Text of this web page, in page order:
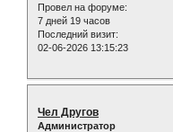
Провел на форуме:
7 дней 19 часов
Последний визит:
02-06-2026 13:15:23
Чел Другов
Администратор